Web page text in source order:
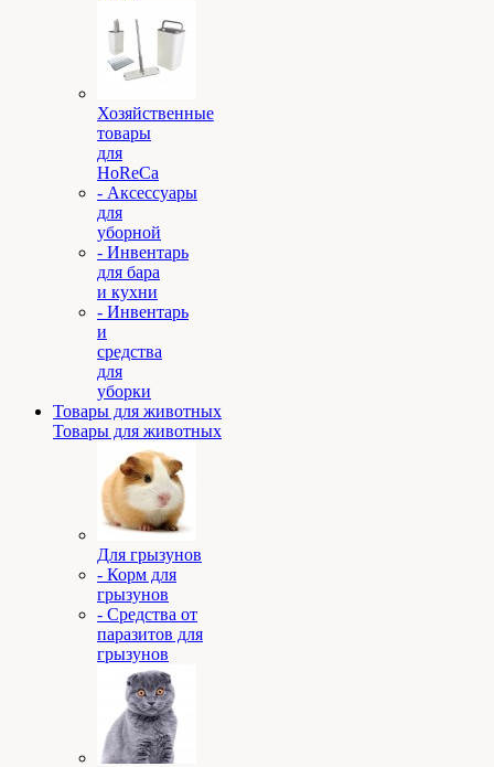
Хозяйственные
товары
для
HoReCa
- Аксессуары
для
уборной
- Инвентарь
для бара
и кухни
- Инвентарь
и
средства
для
уборки
Товары для животных
Товары для животных
Для грызунов
- Корм для
грызунов
- Средства от
паразитов для
грызунов